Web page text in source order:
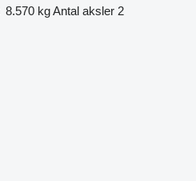
8.570 kgAntal aksler 2